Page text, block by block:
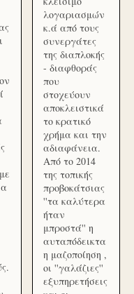
λογαριασμών
κ.ά από τους
συνεργάτες
της διαπλοκής
- διαφθοράς
που
στοχεύουν
αποκλειστικά
το κρατικό
χρήμα και την
αδιαφάνεια.
Από το 2014
της τοπικής
προβοκάτσιας
''τα καλύτερα
ήταν
μπροστά'' η
αυταπόδεικτα
η μαζοποίηση ,
οι ''γαλάζιες''
εξυπηρετήσεις